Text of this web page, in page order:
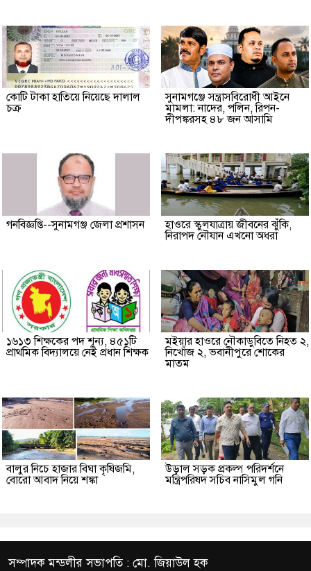
কোটি টাকা হাতিয়ে নিয়েছে দালাল
চক্র
‎সুনামগঞ্জে সন্ত্রাসবিরোধী আইনে
মামলা: নাদের, পলিন, রিপন-
দীপঙ্করসহ ৪৮ জন আসামি
গনবিজ্ঞপ্তি--সুনামগঞ্জ জেলা প্রশাসন
হাওরে স্কুলযাত্রায় জীবনের ঝুঁকি,
নিরাপদ নৌযান এখনো অধরা
১৬১৩ শিক্ষকের পদ শূন্য, ৪৫১টি
প্রাথমিক বিদ্যালয়ে নেই প্রধান শিক্ষক
মইয়ার হাওরে নৌকাডুবিতে নিহত ২,
নিখোঁজ ২, ভবানীপুরে শোকের
মাতম
বালুর নিচে হাজার বিঘা কৃষিজমি,
বোরো আবাদ নিয়ে শঙ্কা
উড়াল সড়ক প্রকল্প পরিদর্শনে
মন্ত্রিপরিষদ সচিব নাসিমুল গনি
সম্পাদক মন্ডলীর সভাপতি : মো. জিয়াউল হক